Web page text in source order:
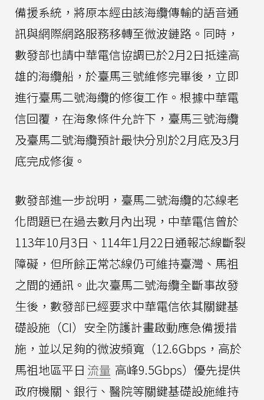
備援系統，將原本經由該海纜傳輸的語音通
訊與網際網路服務移轉至微波鏈路。同時，
數發部也請中華電信協調已於2月2日抵達高
雄的海纜船，於臺馬三號維修完畢後，立即
進行臺馬二號海纜的修復工作。根據中華電
信回覆，在海象條件允許下，臺馬三號海纜
及臺馬二號海纜預計最快分別於2月底及3月
底完成修復。
數發部進一步說明，臺馬二號海纜的芯線老
化問題已在過去數月內出現，中華電信曾於
113年10月3日、114年1月22日通報芯線斷裂
障礙，但所餘正常芯線仍可維持臺灣、馬祖
之間的通訊。此次臺馬二號海纜全斷事故發
生後，數發部已經要求中華電信依其關鍵基
礎設施（CI）安全防護計畫啟動應急備援措
施，並以足夠的微波頻寬（12.6Gbps，高於
馬祖地區平日 流量 高峰9.5Gbps）優先提供
政府機關、銀行、醫院等關鍵基礎設施維持